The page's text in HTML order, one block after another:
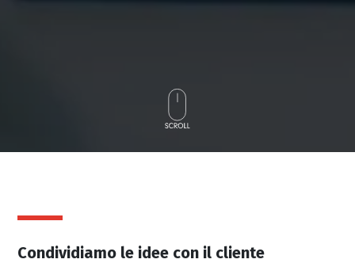
Condividiamo le idee con il cliente